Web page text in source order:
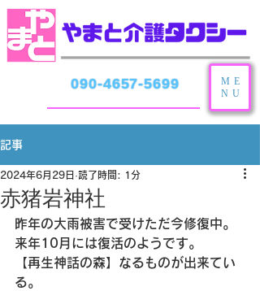
090-4657-5699
ME
NU
記事
赤猪岩神社
2024年6月29日 読了時間: 1分
昨年の大雨被害で受けただ今修復中。
来年10月には復活のようです。
【再生神話の森】なるものが出来てい
る。